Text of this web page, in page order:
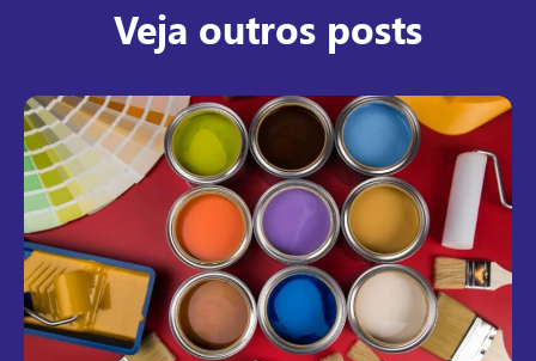
Veja outros posts